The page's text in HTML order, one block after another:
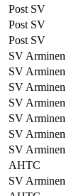
Post SV
Post SV
Post SV
SV Arminen
SV Arminen
SV Arminen
SV Arminen
SV Arminen
SV Arminen
SV Arminen
AHTC
SV Arminen